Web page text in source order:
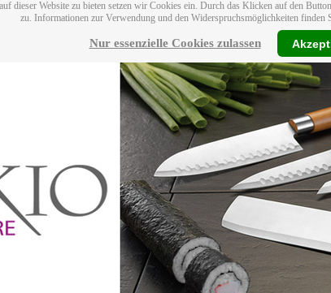
dieser Website zu bieten setzen wir Cookies ein. Durch das Klicken auf den
zu. Informationen zur Verwendung und den Widerspruchsmöglichkeiten finden
Nur essenzielle Cookies zulassen